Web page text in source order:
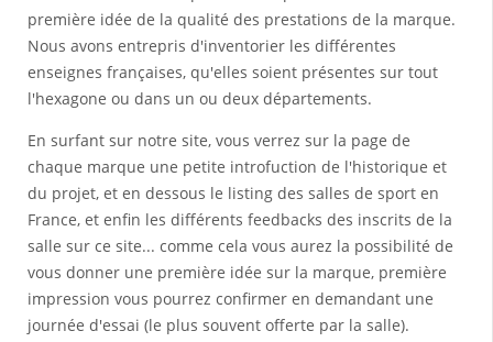
première idée de la qualité des prestations de la marque.
Nous avons entrepris d'inventorier les différentes
enseignes françaises, qu'elles soient présentes sur tout
l'hexagone ou dans un ou deux départements.
En surfant sur notre site, vous verrez sur la page de
chaque marque une petite introfuction de l'historique et
du projet, et en dessous le listing des salles de sport en
France, et enfin les différents feedbacks des inscrits de la
salle sur ce site... comme cela vous aurez la possibilité de
vous donner une première idée sur la marque, première
impression vous pourrez confirmer en demandant une
journée d'essai (le plus souvent offerte par la salle).